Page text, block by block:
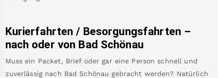
Kurierfahrten / Besorgungsfahrten –
nach oder von Bad Schönau
Muss ein Packet, Brief oder gar eine Person schnell und
zuverlässig nach Bad Schönau gebracht werden? Natürlich